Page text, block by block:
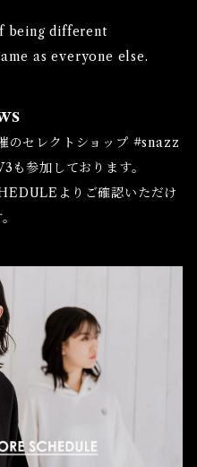
being different
as everyone else.
のセレクトショップ #snazz
参加しております。
よりご確認いただけ